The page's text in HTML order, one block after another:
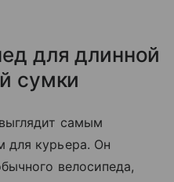
для длинной
сумки
самым
для курьера. Он
велосипеда,